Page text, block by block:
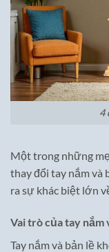
4
Một trong những
thay đổi tay nắm và
ra sự khác biệt lớn
Vai trò của tay nắm
Tay nắm và bản lề